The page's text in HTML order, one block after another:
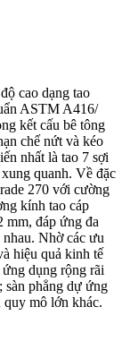
cao dạng tao
ASTM A416/
kết cấu bê tông
chế nứt và kéo
nhất là tao 7 sợi
quanh. Về đặc
270 với cường
kính tao cáp
mm, đáp ứng đa
Nhờ các ưu
hiệu quả kinh tế
dụng rộng rãi
sàn phẳng dự ứng
quy mô lớn khác.